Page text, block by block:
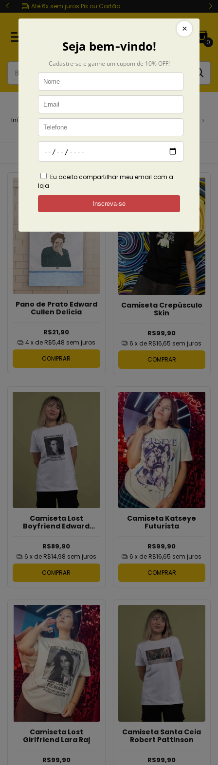
Entrega rápida Todo Brasil
0
Coleções
Início Coleções The Town
breadcrumbs.products
breadcrumbs.camiseta-green-day-poderosas
Ordenar Filtrar
Pano de Prato Edward
Cullen Delícia
R$21,90
4 x de R$5,48 sem juros
COMPRAR
Camiseta Crepúsculo
Skin
R$99,90
6 x de R$16,65 sem juros
COMPRAR
Camiseta Lost
Boyfriend Edward
R$89,90
6 x de R$14,98 sem juros
COMPRAR
Camiseta Katseye
Futurista
R$99,90
6 x de R$16,65 sem juros
COMPRAR
Camiseta Lost
Girlfriend Lara Raj
R$99,90
Camiseta Santa Ceia
Robert Pattinson
R$99,90